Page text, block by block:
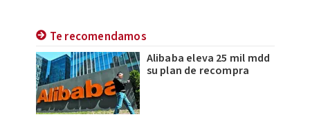
Te recomendamos
Alibaba eleva 25 mil mdd
su plan de recompra